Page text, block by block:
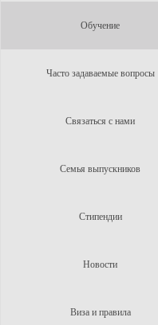
Обучение
Часто задаваемые вопросы
Связаться с нами
Семья выпускников
Стипендии
Новости
Виза и правила